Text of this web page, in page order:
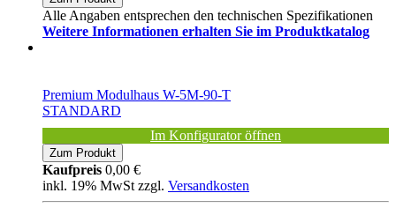
Alle Angaben entsprechen den technischen Spezifikationen
Weitere Informationen erhalten Sie im Produktkatalog
Premium Modulhaus W-5M-90-T
STANDARD
Im Konfigurator öffnen
Zum Produkt
Kaufpreis 0,00 €
inkl. 19% MwSt zzgl. Versandkosten